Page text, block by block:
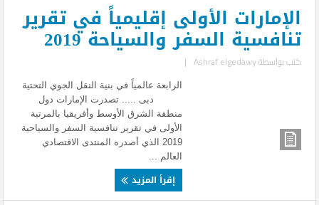
الإمارات الأولى إقليمياً في تقرير
تنافسية السفر والسياحة 2019
كتب بواسطةAshraf elgedawy
|
الرابعة عالمياً في بنية النقل الجوي التحتية
دبى ..... تصدرت الإمارات دول
منطقة الشرق الأوسط وأفريقيا بالمرتبة
الأولى في تقرير تنافسية السفر والسياحية
2019 الذي أصدره المنتدى الاقتصادي
العالم ...
إقرأ المزيد